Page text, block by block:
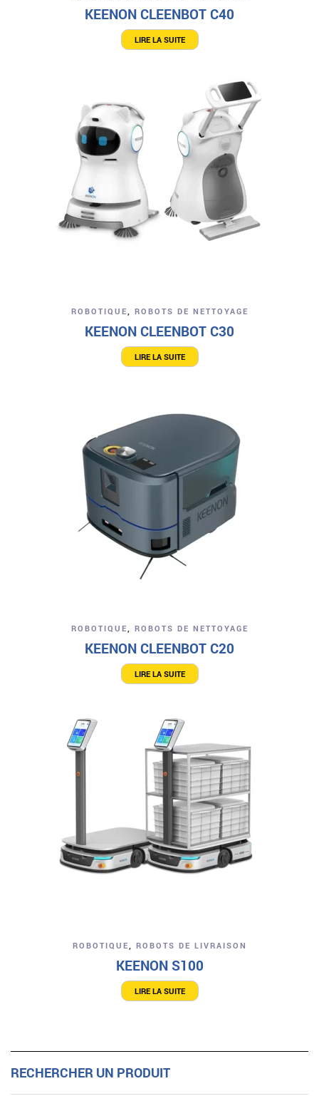
KEENON CLEENBOT C40
LIRE LA SUITE
ROBOTIQUE ROBOTS DE NETTOYAGE
KEENON CLEENBOT C30
LIRE LA SUITE
ROBOTIQUE ROBOTS DE NETTOYAGE
KEENON CLEENBOT C20
LIRE LA SUITE
ROBOTIQUE ROBOTS DE LIVRAISON
KEENON S100
LIRE LA SUITE
RECHERCHER UN PRODUIT